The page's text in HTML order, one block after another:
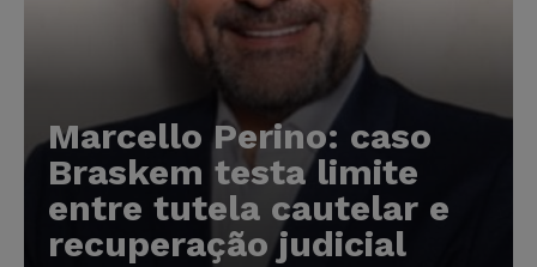
Marcello Perino: caso
Braskem testa limite
entre tutela cautelar e
recuperação judicial